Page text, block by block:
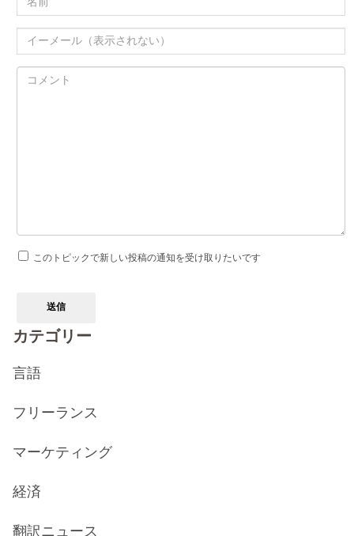
このトピックで新しい投稿の通知を受け取りたいです
送信
カテゴリー
言語
フリーランス
マーケティング
経済
翻訳ニュース